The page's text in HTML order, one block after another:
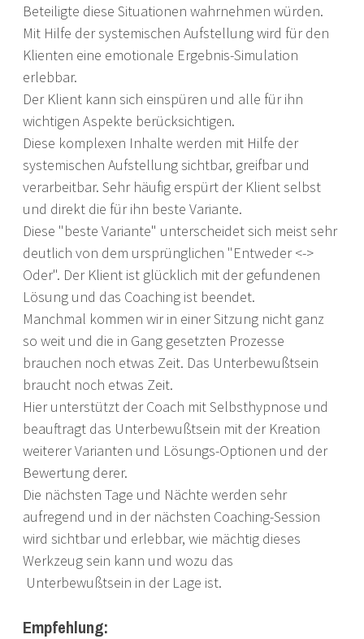
Beteiligte diese Situationen wahrnehmen würden.
Mit Hilfe der systemischen Aufstellung wird für den
Klienten eine emotionale Ergebnis-Simulation
erlebbar.
Der Klient kann sich einspüren und alle für ihn
wichtigen Aspekte berücksichtigen.
Diese komplexen Inhalte werden mit Hilfe der
systemischen Aufstellung sichtbar, greifbar und
verarbeitbar. Sehr häufig erspürt der Klient selbst
und direkt die für ihn beste Variante.
Diese "beste Variante" unterscheidet sich meist sehr
deutlich von dem ursprünglichen "Entweder <->
Oder". Der Klient ist glücklich mit der gefundenen
Lösung und das Coaching ist beendet.
Manchmal kommen wir in einer Sitzung nicht ganz
so weit und die in Gang gesetzten Prozesse
brauchen noch etwas Zeit. Das Unterbewußtsein
braucht noch etwas Zeit.
Hier unterstützt der Coach mit Selbsthypnose und
beauftragt das Unterbewußtsein mit der Kreation
weiterer Varianten und Lösungs-Optionen und der
Bewertung derer.
Die nächsten Tage und Nächte werden sehr
aufregend und in der nächsten Coaching-Session
wird sichtbar und erlebbar, wie mächtig dieses
Werkzeug sein kann und wozu das
Unterbewußtsein in der Lage ist.
Empfehlung: